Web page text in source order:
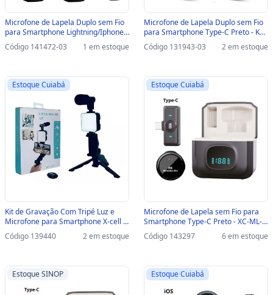
Microfone de Lapela Duplo sem Fio
para Smartphone Lightning/Iphone
Preto - K9 - IP-F4-SINOP-03 - IP-F4
Código 141472-03 1 em estoque
Microfone de Lapela Duplo sem Fio
para Smartphone Type-C Preto - K9 -
TC-F3-SINOP-03 - TC-F3
Código 131943-03 2 em estoque
Estoque Cuiabá
Kit de Gravação Com Tripé Luz e
Microfone para Smartphone X-cell -
Ay-49 - AY-49
Código 139440 2 em estoque
Estoque Cuiabá
Microfone de Lapela sem Fio para
Smartphone Type-C Preto - XC-ML-
13 - XC-ML-13
Código 143297 6 em estoque
Estoque SINOP Estoque Cuiabá